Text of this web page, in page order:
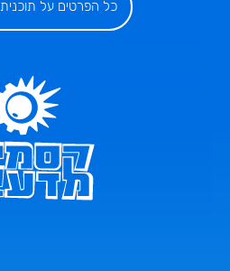
כל הפרטים על תוכנית